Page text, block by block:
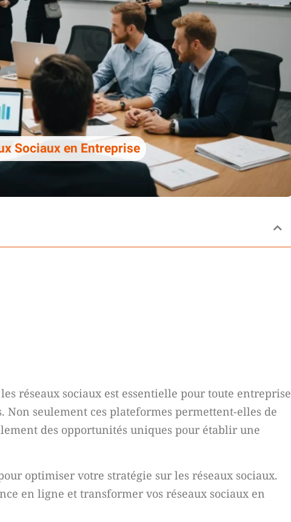
Sociaux en Entreprise
réseaux sociaux est essentielle pour toute entreprise
seulement ces plateformes permettent-elles de
des opportunités uniques pour établir une
optimiser votre stratégie sur les réseaux sociaux.
en ligne et transformer vos réseaux sociaux en